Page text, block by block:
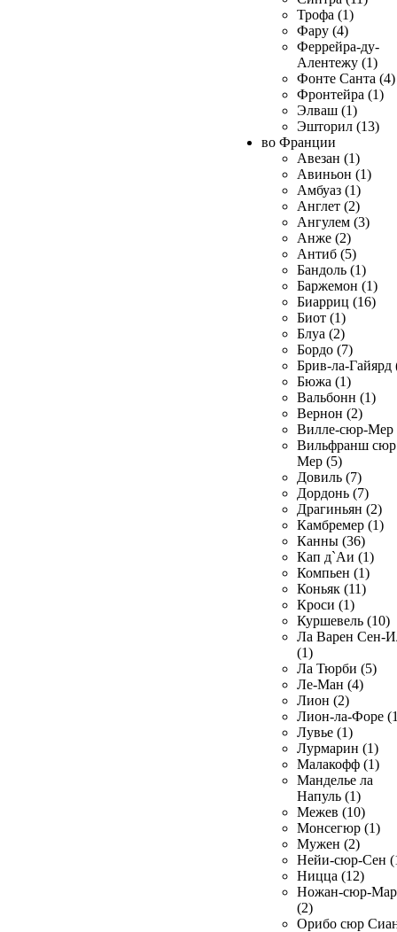
Трофа (1)
Фару (4)
Феррейра-ду-
Алентежу (1)
Фонте Санта (4)
Фронтейра (1)
Элваш (1)
Эшторил (13)
во Франции
Авезан (1)
Авиньон (1)
Амбуаз (1)
Англет (2)
Ангулем (3)
Анже (2)
Антиб (5)
Бандоль (1)
Баржемон (1)
Биарриц (16)
Биот (1)
Блуа (2)
Бордо (7)
Брив-ла-Гайярд
Бюжа (1)
Вальбонн (1)
Вернон (2)
Вилле-сюр-Мер
Вильфранш сюр
Мер (5)
Довиль (7)
Дордонь (7)
Драгиньян (2)
Камбремер (1)
Канны (36)
Кап д`Аи (1)
Компьен (1)
Коньяк (11)
Кроси (1)
Куршевель (10)
Ла Варен Сен-
(1)
Ла Тюрби (5)
Ле-Ман (4)
Лион (2)
Лион-ла-Форе
Лувье (1)
Лурмарин (1)
Малакофф (1)
Манделье ла
Напуль (1)
Межев (10)
Монсегюр (1)
Мужен (2)
Нейи-сюр-Сен
Ницца (12)
Ножан-сюр-
(2)
Орибо сюр